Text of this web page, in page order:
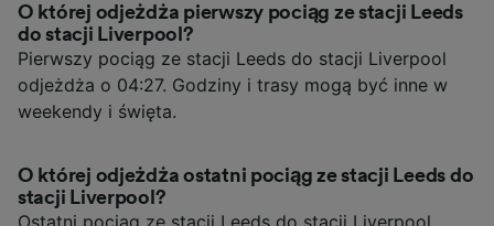
O której odjeżdża pierwszy pociąg ze stacji Leeds
do stacji Liverpool?
Pierwszy pociąg ze stacji Leeds do stacji Liverpool
odjeżdża o 04:27. Godziny i trasy mogą być inne w
weekendy i święta.
O której odjeżdża ostatni pociąg ze stacji Leeds do
stacji Liverpool?
Ostatni pociąg ze stacji Leeds do stacji Liverpool